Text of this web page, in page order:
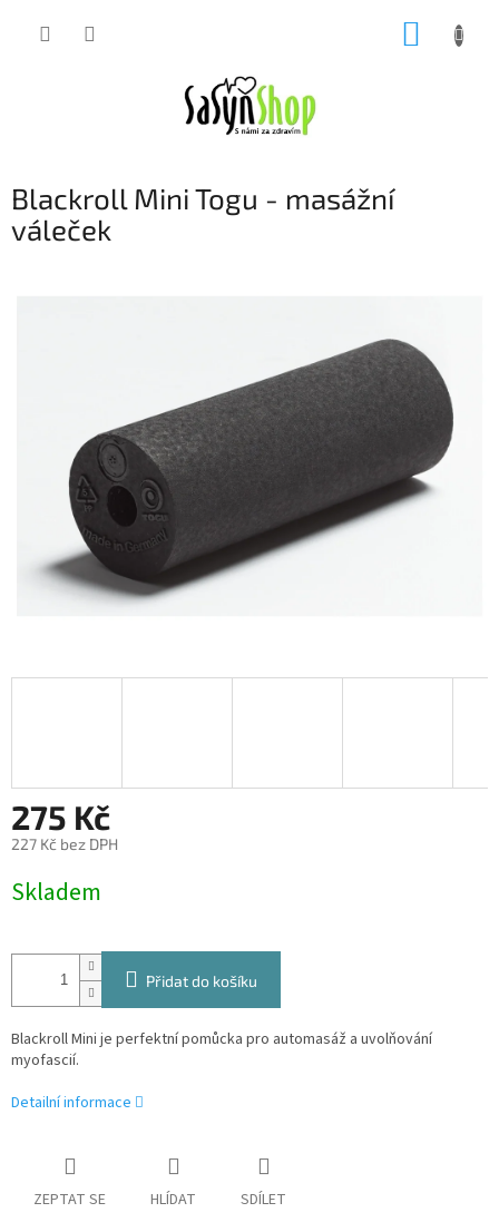
Blackroll Mini Togu - masážní
váleček
275 Kč
227 Kč bez DPH
cena:
Skladem
Přidat do košíku
Blackroll Mini je perfektní pomůcka pro automasáž a uvolňování
myofascií.
Detailní informace
ZEPTAT SE HLÍDAT SDÍLET